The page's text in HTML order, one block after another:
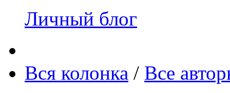
Личный блог
Вся колонка / Все